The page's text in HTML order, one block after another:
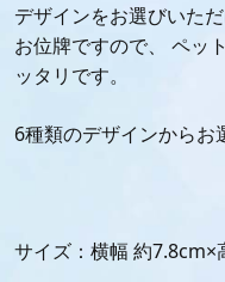
デザインをお選びいた
お位牌ですので、 ペッ
ッタリです。
6種類のデザインからお
サイズ：横幅 約